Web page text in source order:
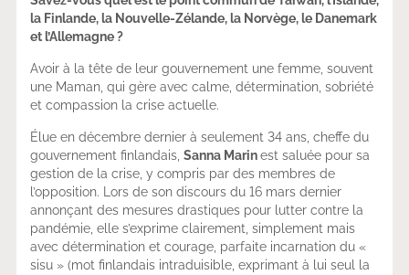
la Finlande, la Nouvelle-Zélande, la Norvège, le Danemark
et l’Allemagne ?
Avoir à la tête de leur gouvernement une femme, souvent
une Maman, qui gère avec calme, détermination, sobriété
et compassion la crise actuelle.
Élue en décembre dernier à seulement 34 ans, cheffe du
gouvernement finlandais, Sanna Marinest saluée pour sa
gestion de la crise, y compris par des membres de
l’opposition. Lors de son discours du 16 mars dernier
annonçant des mesures drastiques pour lutter contre la
pandémie, elle s’exprime clairement, simplement mais
avec détermination et courage, parfaite incarnation du «
sisu » (mot finlandais intraduisible, exprimant à lui seul la